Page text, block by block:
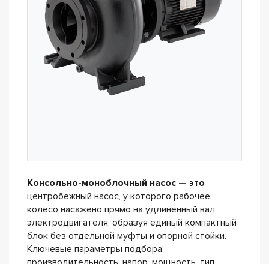
Консольно-моноблочный насос — это
центробежный насос, у которого рабочее
колесо насажено прямо на удлинённый вал
электродвигателя, образуя единый компактный
блок без отдельной муфты и опорной стойки.
Ключевые параметры подбора: